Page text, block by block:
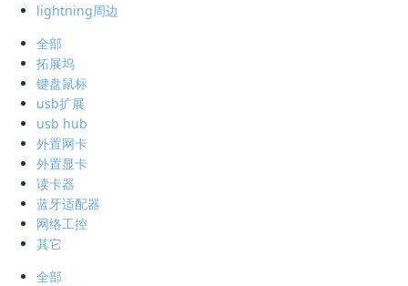
lightning周边
全部
拓展坞
键盘鼠标
usb扩展
usb hub
外置网卡
外置显卡
读卡器
蓝牙适配器
网络工控
其它
全部